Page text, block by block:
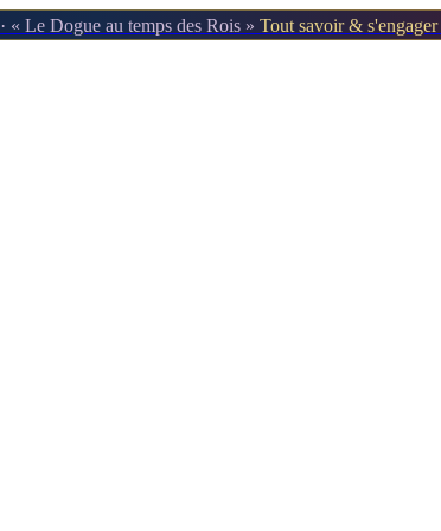
· « Le Dogue au temps des Rois » Tout savoir &